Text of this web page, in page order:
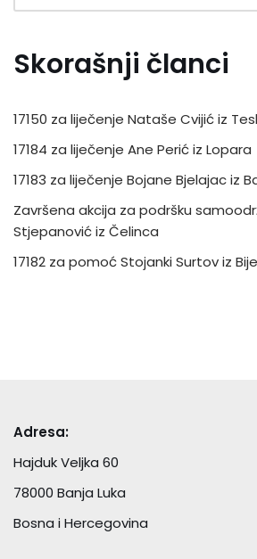
Skorašnji članci
17150 za liječenje Nataše Cvijić iz
17184 za liječenje Ane Perić iz Lopara
17183 za liječenje Bojane Bjelajac iz
Završena akcija za podršku
Stjepanović iz Čelinca
17182 za pomoć Stojanki Surtov iz
Adresa:
Hajduk Veljka 60
78000 Banja Luka
Bosna i Hercegovina